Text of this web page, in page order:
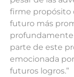
firme propósito
futuro más
parte de este
emocionada
futuros logros.”